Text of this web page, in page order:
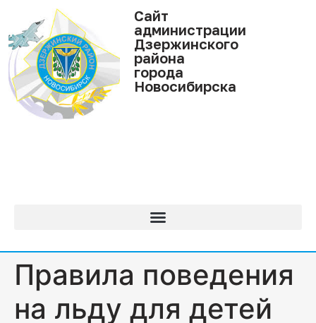
Cайт
администрации
Дзержинского
района
города
Новосибирска
Правила поведения
на льду для детей